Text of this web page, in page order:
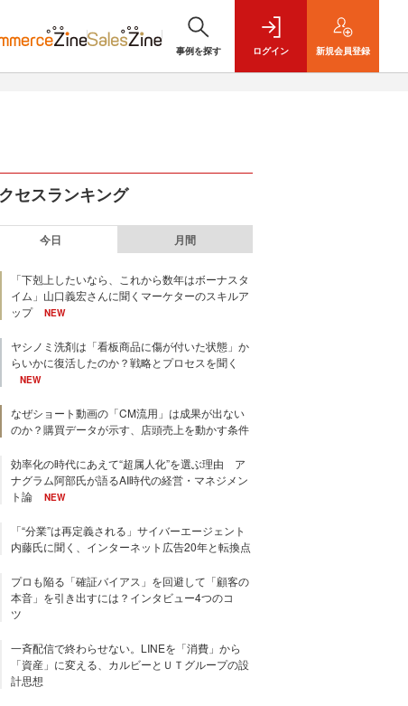
事例を探す ログイン 新規会員登録
セスランキング
今日 月間
「下剋上したいなら、これから数年はボーナスタ
イム」山口義宏さんに聞くマーケターのスキルア
ップ
NEW
ヤシノミ洗剤は「看板商品に傷が付いた状態」か
らいかに復活したのか？戦略とプロセスを聞く
NEW
なぜショート動画の「CM流用」は成果が出ない
のか？購買データが示す、店頭売上を動かす条件
効率化の時代にあえて“超属人化”を選ぶ理由 ア
ナグラム阿部氏が語るAI時代の経営・マネジメン
ト論
NEW
「“分業”は再定義される」サイバーエージェント
内藤氏に聞く、インターネット広告20年と転換点
プロも陥る「確証バイアス」を回避して「顧客の
本音」を引き出すには？インタビュー4つのコ
ツ
一斉配信で終わらせない。LINEを「消費」から
「資産」に変える、カルビーとＵＴグループの設
計思想